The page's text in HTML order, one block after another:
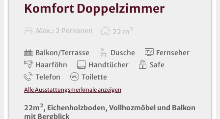
Komfort Doppelzimmer
Max.: 2 Personen 22 m 2
Balkon/Terrasse Dusche
Fernseher
Haarföhn
Handtücher
Safe
Telefon
Toilette
Alle Ausstattungsmerkmale anzeigen
22m², Eichenholzboden, Vollhozmöbel und Balkon
mit Bergblick